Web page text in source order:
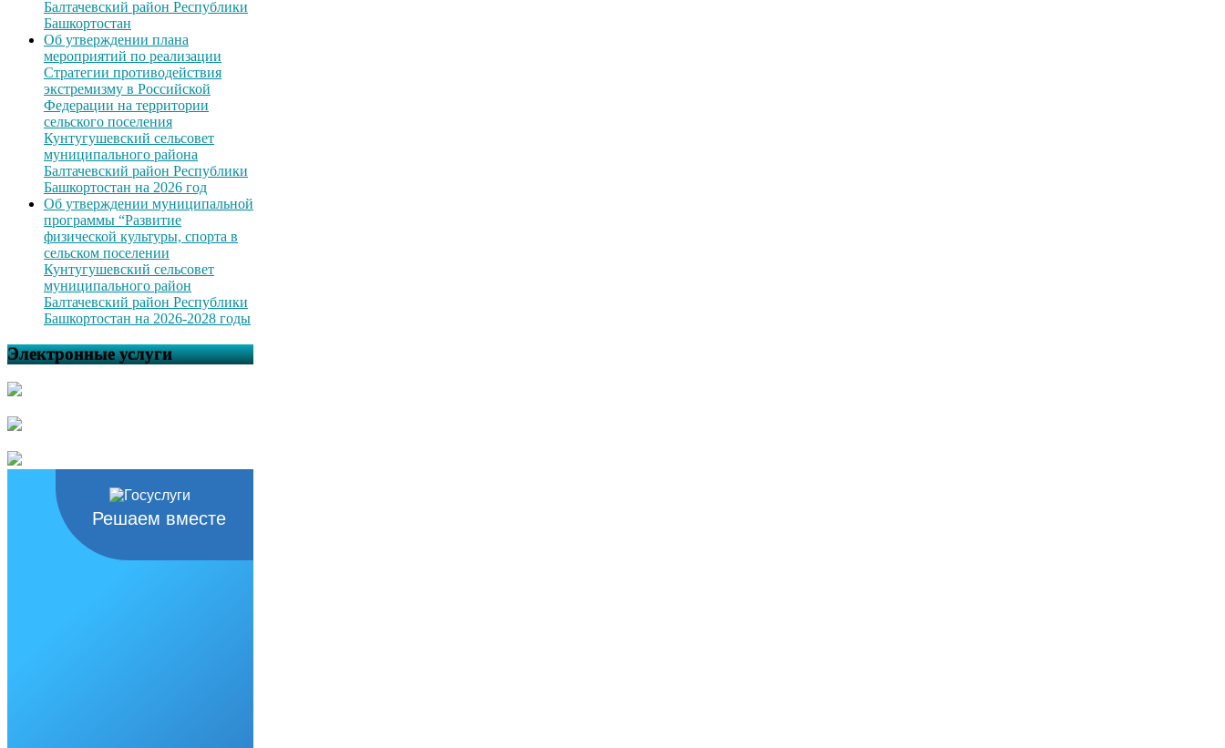
Балтачевский район Республики
Башкортостан
Об утверждении плана
мероприятий по реализации
Стратегии противодействия
экстремизму в Российской
Федерации на территории
сельского поселения
Кунтугушевский сельсовет
муниципального района
Балтачевский район Республики
Башкортостан на 2026 год
Об утверждении муниципальной
программы “Развитие
физической культуры, спорта в
сельском поселении
Кунтугушевский сельсовет
муниципального район
Балтачевский район Республики
Башкортостан на 2026-2028 годы
Электронные услуги
Решаем вместе